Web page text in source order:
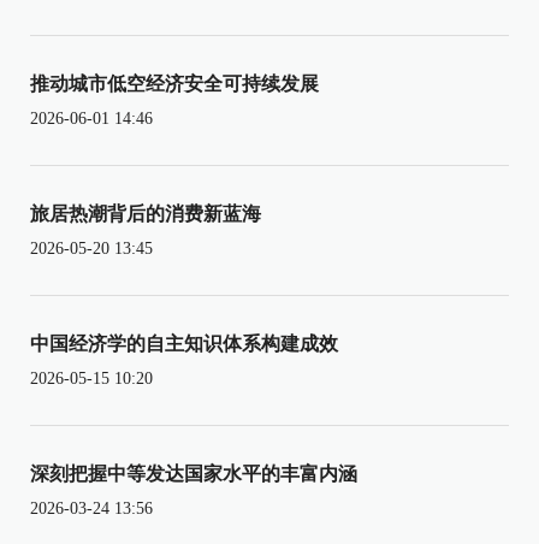
推动城市低空经济安全可持续发展
2026-06-01 14:46
旅居热潮背后的消费新蓝海
2026-05-20 13:45
中国经济学的自主知识体系构建成效
2026-05-15 10:20
深刻把握中等发达国家水平的丰富内涵
2026-03-24 13:56